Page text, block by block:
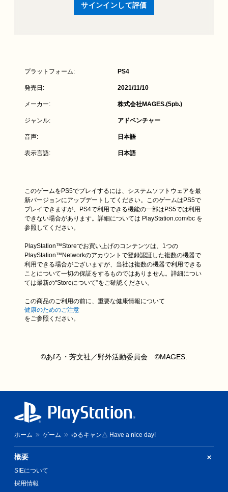
サインインして評価
プラットフォーム: PS4
発売日: 2021/11/10
メーカー: 株式会社MAGES.(5pb.)
ジャンル: アドベンチャー
音声: 日本語
表示言語: 日本語
このゲームをPS5でプレイするには、システムソフトウェアを最
新バージョンにアップデートしてください。このゲームはPS5で
プレイできますが、PS4で利用できる機能の一部はPS5では利用
できない場合があります。詳細については PlayStation.com/bc を
参照してください。
PlayStation™Storeでお買い上げのコンテンツは、1つの
PlayStation™Networkのアカウントで登録認証した複数の機器で
利用できる場合がございますが、当社は複数の機器で利用できる
ことについて一切の保証をするものではありません。詳細につい
ては最新の“Storeについて”をご確認ください。
この商品のご利用の前に、重要な健康情報について
健康のためのご注意
をご参照ください。
©︎あfろ・芳文社／野外活動委員会 ©︎MAGES.
ホーム ゲーム ゆるキャン△ Have a nice day!
概要
SIEについて
採用情報